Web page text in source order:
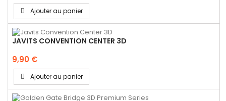
Ajouter au panier
JAVITS CONVENTION CENTER 3D
9,90 €
Ajouter au panier